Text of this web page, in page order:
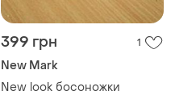
399 грн 1
New Mark
New look босоножки